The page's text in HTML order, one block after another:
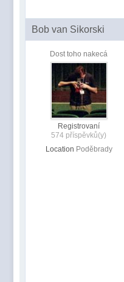
Bob van Sikorski
Dost toho nakecá
Registrovaní
574 příspěvků(y)
Location Poděbrady